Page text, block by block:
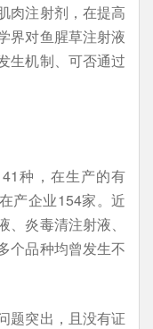
肉注射剂，在提高
界对鱼腥草注射液
生机制、可否通过
种，在生产的有
产企业154家。近
炎毒清注射液、
个品种均曾发生不
题突出，且没有证